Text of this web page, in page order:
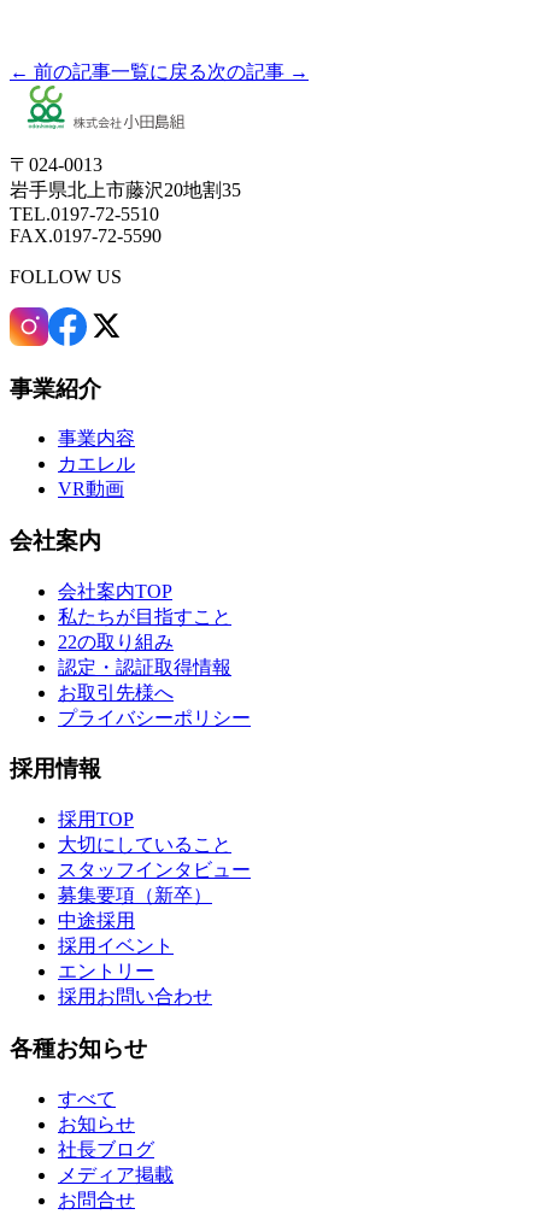
← 前の記事一覧に戻る次の記事 →
〒024-0013
岩手県北上市藤沢20地割35
TEL.0197-72-5510
FAX.0197-72-5590
FOLLOW US
事業紹介
事業内容
カエレル
VR動画
会社案内
会社案内TOP
私たちが目指すこと
22の取り組み
認定・認証取得情報
お取引先様へ
プライバシーポリシー
採用情報
採用TOP
大切にしていること
スタッフインタビュー
募集要項（新卒）
中途採用
採用イベント
エントリー
採用お問い合わせ
各種お知らせ
すべて
お知らせ
社長ブログ
メディア掲載
お問合せ